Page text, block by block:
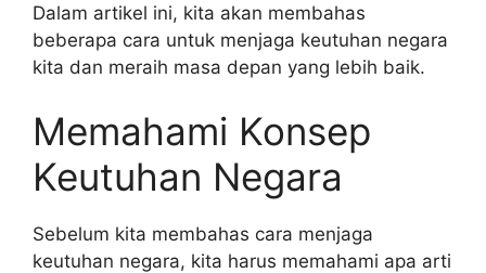
Dalam artikel ini, kita akan membahas
beberapa cara untuk menjaga keutuhan negara
kita dan meraih masa depan yang lebih baik.
Memahami Konsep
Keutuhan Negara
Sebelum kita membahas cara menjaga
keutuhan negara, kita harus memahami apa arti